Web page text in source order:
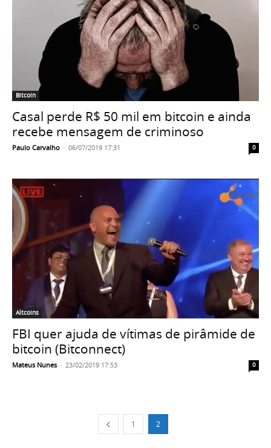
Bitcoin
Casal perde R$ 50 mil em bitcoin e ainda
recebe mensagem de criminoso
Paulo Carvalho - 06/07/2019 17:31 0
Altcoins
FBI quer ajuda de vítimas de pirâmide de
bitcoin (Bitconnect)
Mateus Nunes - 23/02/2019 17:53 0
1 2